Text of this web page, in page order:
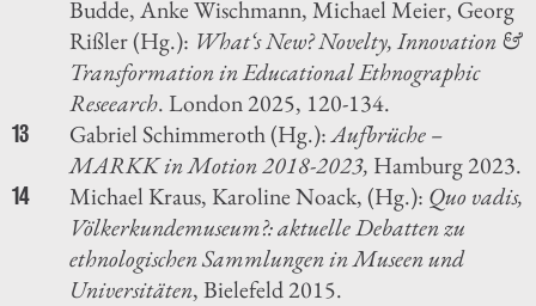
Budde, Anke Wischmann, Michael Meier, Georg
Rißler (Hg.): What‘s New? Novelty, Innovation &
Transformation in Educational Ethnographic
Reseearch. London 2025, 120-134.
13 Gabriel Schimmeroth (Hg.):Aufbrüche –
MARKK in Motion 2018-2023, Hamburg 2023.
14 Michael Kraus, Karoline Noack, (Hg.): Quo vadis,
Völkerkundemuseum?: aktuelle Debatten zu
ethnologischen Sammlungen in Museen und
Universitäten, Bielefeld 2015.